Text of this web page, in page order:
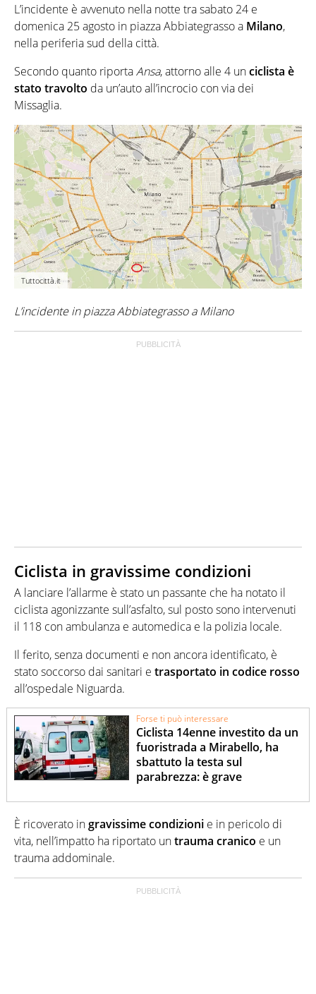
L’incidente è avvenuto nella notte tra sabato 24 e
domenica 25 agosto in piazza Abbiategrasso a Milano,
nella periferia sud della città.
Secondo quanto riportaAnsa, attorno alle 4 unciclista è
stato travolto da un’auto all’incrocio con via dei
Missaglia.
Tuttocittà.it
L’incidente in piazza Abbiategrasso a Milano
Ciclista in gravissime condizioni
A lanciare l’allarme è stato un passante che ha notato il
ciclista agonizzante sull’asfalto, sul posto sono intervenuti
il 118 con ambulanza e automedica e la polizia locale.
Il ferito, senza documenti e non ancora identificato, è
stato soccorso dai sanitari e trasportato in codice rosso
all’ospedale Niguarda.
Forse ti può interessare
Ciclista 14enne investito da un
fuoristrada a Mirabello, ha
sbattuto la testa sul
parabrezza: è grave
È ricoverato ingravissime condizioni e in pericolo di
vita, nell’impatto ha riportato untrauma cranico e un
trauma addominale.